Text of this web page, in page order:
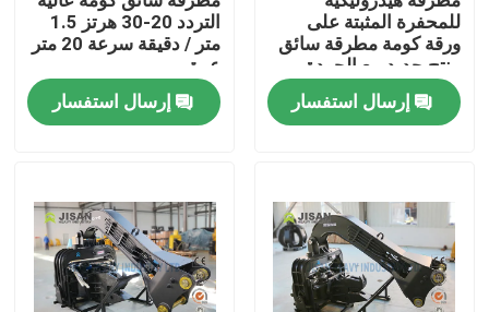
اتصل بنا
اطلب اقتباس
حفارة الكسارة الصخور
هيدروليكي روك الكسارة
للمحفرة المثبتة على
ورقة كومة مطرقة سائق
منتج جديد بيع الجودة
Oem Odm خدمة Ce Sgs
إرسال استفسار
التردد 20-30 هرتز 1.5
متر / دقيقة سرعة 20 متر
عمق
إرسال استفسار